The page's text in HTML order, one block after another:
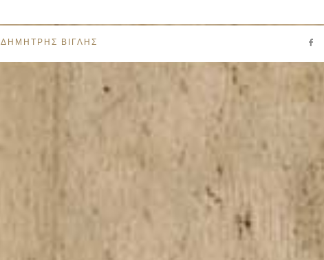
ΔΗΜΗΤΡΗΣ ΒΙΓΛΗΣ